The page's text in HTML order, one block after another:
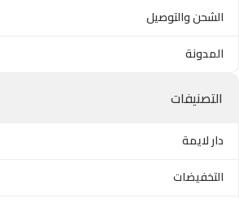
الشحن والتوصيل
المدونة
التصنيفات
دار لايمة
التخفيضات